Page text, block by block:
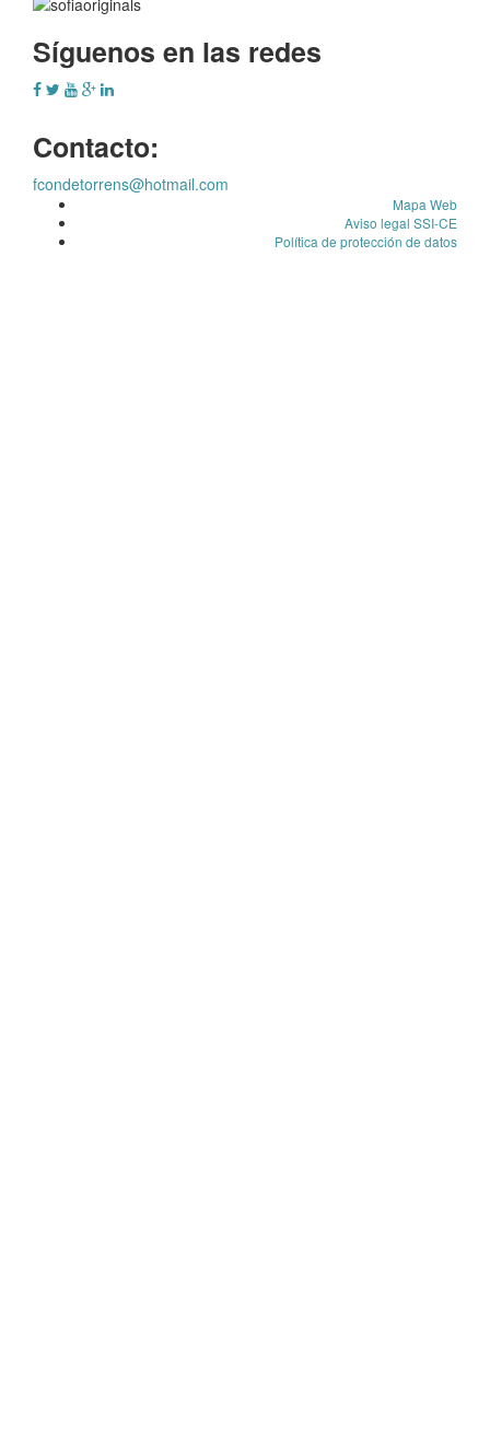
Síguenos en las redes
Contacto:
fcondetorrens@hotmail.com
Mapa Web
Aviso legal SSI-CE
Política de protección de datos